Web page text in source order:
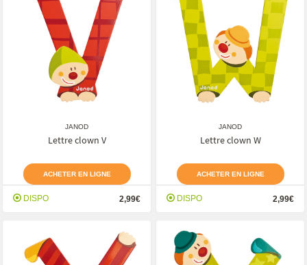
JANOD
Lettre clown V
ACHETER EN LIGNE
DISPO 2,99€
JANOD
Lettre clown W
ACHETER EN LIGNE
DISPO 2,99€